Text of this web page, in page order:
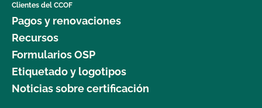
Clientes del CCOF
Pagos y renovaciones
Recursos
Formularios OSP
Etiquetado y logotipos
Noticias sobre certificación